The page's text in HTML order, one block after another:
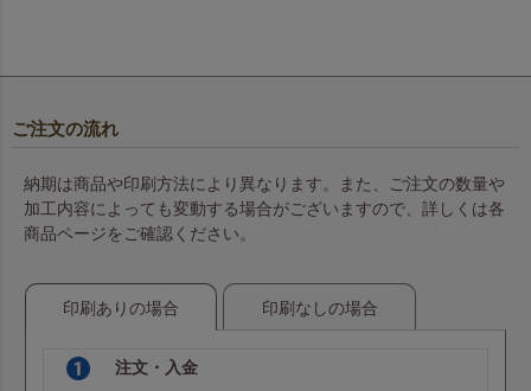
ご注文の流れ
納期は商品や印刷方法により異なります。また、ご注文の数量や
加工内容によっても変動する場合がございますので、詳しくは各
商品ページをご確認ください。
印刷ありの場合 印刷なしの場合
注文・入金